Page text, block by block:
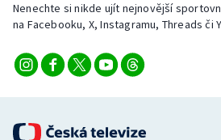
Nenechte si nikde ujít nejnovější
na Facebooku, X, Instagramu, Threads či